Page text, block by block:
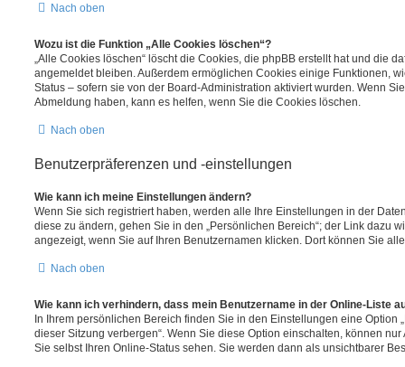
Nach oben
Wozu ist die Funktion „Alle Cookies löschen“?
„Alle Cookies löschen“ löscht die Cookies, die phpBB erstellt hat und die
angemeldet bleiben. Außerdem ermöglichen Cookies einige Funktionen,
Status – sofern sie von der Board-Administration aktiviert wurden. Wenn
Abmeldung haben, kann es helfen, wenn Sie die Cookies löschen.
Nach oben
Benutzerpräferenzen und -einstellungen
Wie kann ich meine Einstellungen ändern?
Wenn Sie sich registriert haben, werden alle Ihre Einstellungen in der
diese zu ändern, gehen Sie in den „Persönlichen Bereich“; der Link dazu
angezeigt, wenn Sie auf Ihren Benutzernamen klicken. Dort können Sie
Nach oben
Wie kann ich verhindern, dass mein Benutzername in der Online-Liste
In Ihrem persönlichen Bereich finden Sie in den Einstellungen eine Option
dieser Sitzung verbergen“. Wenn Sie diese Option einschalten, können
Sie selbst Ihren Online-Status sehen. Sie werden dann als unsichtbarer